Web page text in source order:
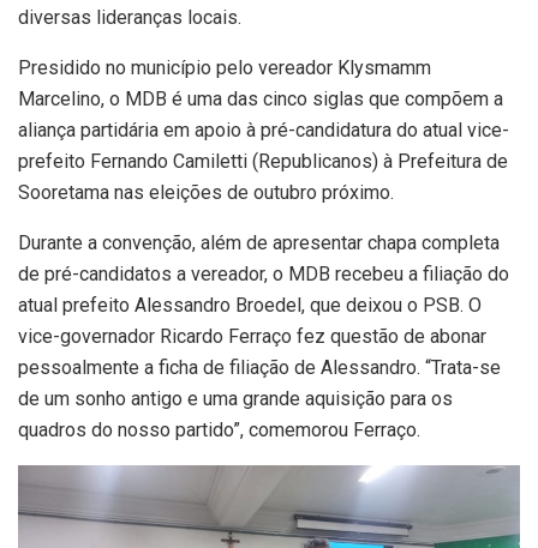
diversas lideranças locais.
Presidido no município pelo vereador Klysmamm
Marcelino, o MDB é uma das cinco siglas que compõem a
aliança partidária em apoio à pré-candidatura do atual vice-
prefeito Fernando Camiletti (Republicanos) à Prefeitura de
Sooretama nas eleições de outubro próximo.
Durante a convenção, além de apresentar chapa completa
de pré-candidatos a vereador, o MDB recebeu a filiação do
atual prefeito Alessandro Broedel, que deixou o PSB. O
vice-governador Ricardo Ferraço fez questão de abonar
pessoalmente a ficha de filiação de Alessandro. “Trata-se
de um sonho antigo e uma grande aquisição para os
quadros do nosso partido”, comemorou Ferraço.